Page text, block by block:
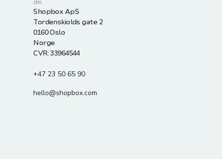
din.
Shopbox ApS
Tordenskiolds gate 2
0160 Oslo
Norge
CVR: 33964544
+47 23 50 65 90
hello@shopbox.com